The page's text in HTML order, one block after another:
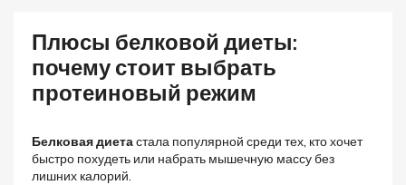
Плюсы белковой диеты:
почему стоит выбрать
протеиновый режим
Белковая диетастала популярной среди тех, кто хочет
быстро похудеть или набрать мышечную массу без
лишних калорий.